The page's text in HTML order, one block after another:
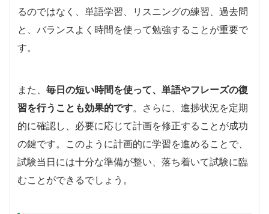
るのではなく、単語学習、リスニングの練習、過去問
と、バランスよく時間を使って勉強することが重要で
す。
また、 毎日の短い時間を使って、単語やフレーズの復
習を行うことも効果的です。さらに、進捗状況を定期
的に確認し、必要に応じて計画を修正することが成功
の鍵です。このように計画的に学習を進めることで、
試験当日には十分な準備が整い、落ち着いて試験に臨
むことができるでしょう。